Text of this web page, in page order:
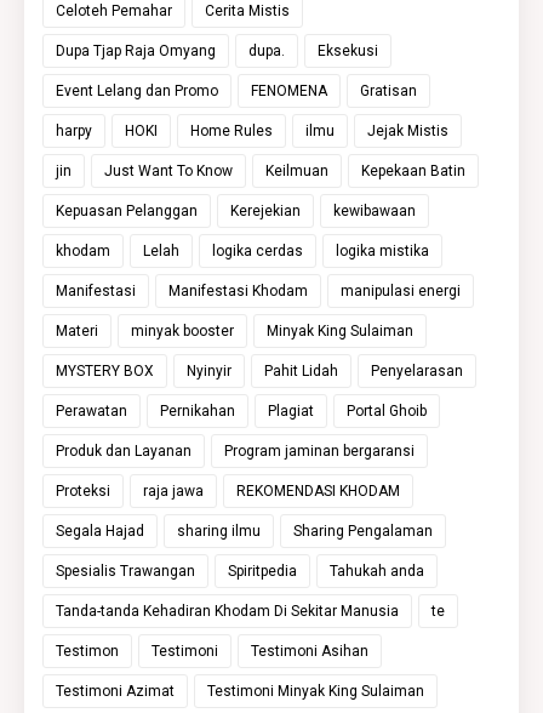
Celoteh Pemahar Cerita Mistis
Dupa Tjap Raja Omyang dupa. Eksekusi
Event Lelang dan Promo FENOMENA Gratisan
harpy HOKI Home Rules ilmu Jejak Mistis
jin Just Want To Know Keilmuan Kepekaan Batin
Kepuasan Pelanggan Kerejekian kewibawaan
khodam Lelah logika cerdas logika mistika
Manifestasi Manifestasi Khodam manipulasi energi
Materi minyak booster Minyak King Sulaiman
MYSTERY BOX Nyinyir Pahit Lidah Penyelarasan
Perawatan Pernikahan Plagiat Portal Ghoib
Produk dan Layanan Program jaminan bergaransi
Proteksi raja jawa REKOMENDASI KHODAM
Segala Hajad sharing ilmu Sharing Pengalaman
Spesialis Trawangan Spiritpedia Tahukah anda
Tanda-tanda Kehadiran Khodam Di Sekitar Manusia te
Testimon Testimoni Testimoni Asihan
Testimoni Azimat Testimoni Minyak King Sulaiman